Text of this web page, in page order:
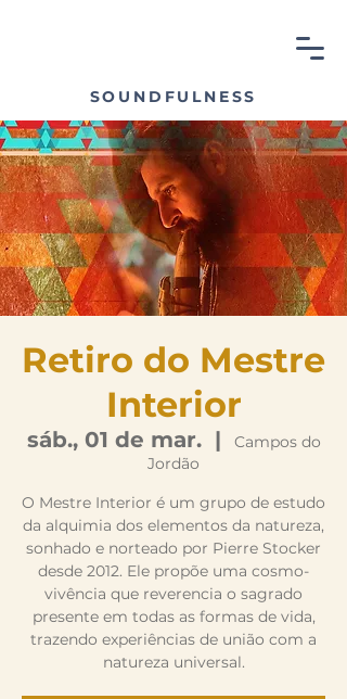
SOUNDFULNESS
Retiro do Mestre
Interior
sáb., 01 de mar.
  |
Campos do
Jordão
O Mestre Interior é um grupo de estudo
da alquimia dos elementos da natureza,
sonhado e norteado por Pierre Stocker
desde 2012. Ele propõe uma cosmo-
vivência que reverencia o sagrado
presente em todas as formas de vida,
trazendo experiências de união com a
natureza universal.